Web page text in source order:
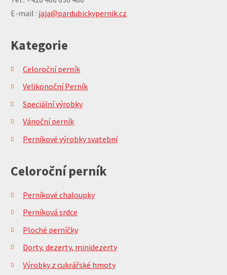
E-mail : jaja@pardubickypernik.cz
Kategorie
Celoroční perník
Velikonoční Perník
Speciální výrobky
Vánoční perník
Perníkové výrobky svatební
Celoroční perník
Perníkové chaloupky
Perníková srdce
Ploché perníčky
Dorty, dezerty, minidezerty
Výrobky z cukrářské hmoty